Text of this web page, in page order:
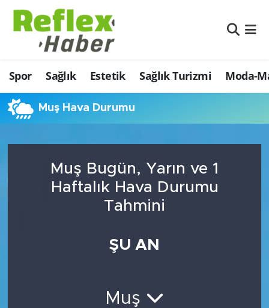
Spor Sağlık Estetik Sağlık Turizmi Moda-
Muş Hava Durumu
Muş Bugün, Yarın ve 1
Haftalık Hava Durumu
Tahmini
ŞU AN
Muş
Eğitim
Estetik
Firmalardan
İş ve Ekonomi
Moda-Magazin-Eğlence
Nöbetçi Eczaneler
Hava Durumu
Namaz Vakitleri
Şampiyonlar Ligi Puan Durumu ve Fikstür
Tüm Manşetler